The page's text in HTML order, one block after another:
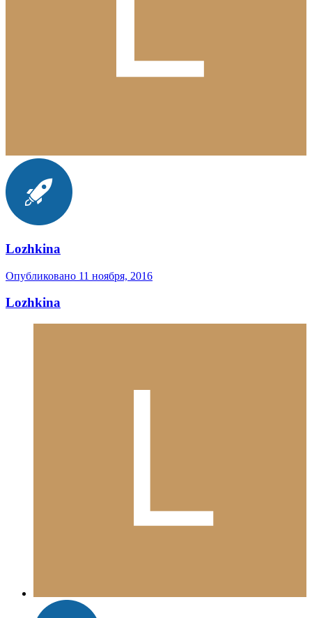
Lozhkina
Опубликовано 11 ноября, 2016
Lozhkina